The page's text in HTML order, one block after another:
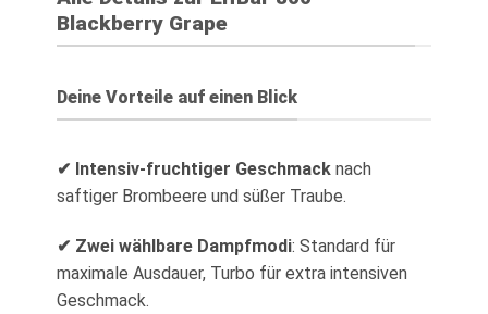
Blackberry Grape
Deine Vorteile auf einen Blick
✔ Intensiv-fruchtiger Geschmacknach
saftiger Brombeere und süßer Traube.
✔ Zwei wählbare Dampfmodi: Standard für
maximale Ausdauer, Turbo für extra intensiven
Geschmack.